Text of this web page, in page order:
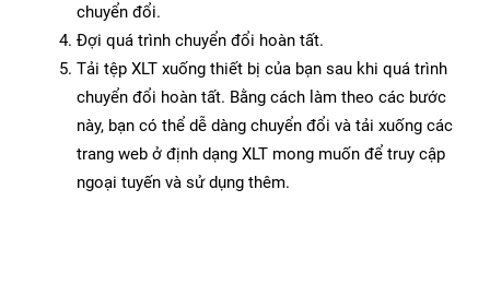
chuyển đổi.
Đợi quá trình chuyển đổi hoàn tất.
Tải tệp XLT xuống thiết bị của bạn sau khi quá trình
chuyển đổi hoàn tất. Bằng cách làm theo các bước
này, bạn có thể dễ dàng chuyển đổi và tải xuống các
trang web ở định dạng XLT mong muốn để truy cập
ngoại tuyến và sử dụng thêm.